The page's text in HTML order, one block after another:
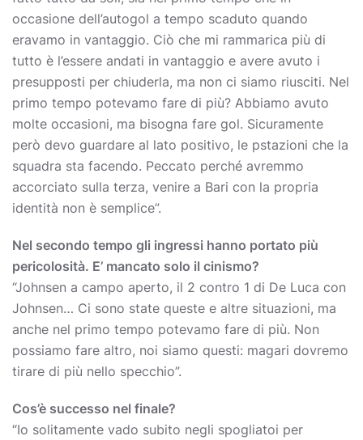
occasione dell’autogol a tempo scaduto quando
eravamo in vantaggio. Ciò che mi rammarica più di
tutto è l’essere andati in vantaggio e avere avuto i
presupposti per chiuderla, ma non ci siamo riusciti. Nel
primo tempo potevamo fare di più? Abbiamo avuto
molte occasioni, ma bisogna fare gol. Sicuramente
però devo guardare al lato positivo, le pstazioni che la
squadra sta facendo. Peccato perché avremmo
accorciato sulla terza, venire a Bari con la propria
identità non è semplice”.
Nel secondo tempo gli ingressi hanno portato più
pericolosità. E’ mancato solo il cinismo?
“Johnsen a campo aperto, il 2 contro 1 di De Luca con
Johnsen… Ci sono state queste e altre situazioni, ma
anche nel primo tempo potevamo fare di più. Non
possiamo fare altro, noi siamo questi: magari dovremo
tirare di più nello specchio”.
Cos’è successo nel finale?
“Io solitamente vado subito negli spogliatoi per